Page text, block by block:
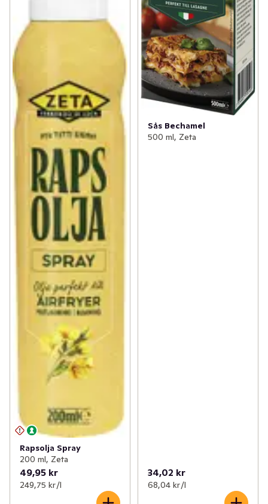
Rapsolja Spray
200 ml, Zeta
49,95 kr
249,75 kr /l
Sås Bechamel
500 ml, Zeta
34,02 kr
68,04 kr /l